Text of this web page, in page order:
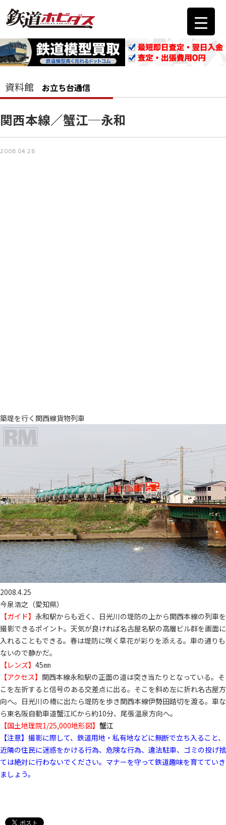
資料館 お立ち台通信
関西本線／蟹江─永和
2008.04.28
築堤を行く関西線貨物列車
2008.4.25
今泉浩之（愛知県）
【ガイド】 永和駅からも近く、日光川の堤防の上から関西本線の列車を
撮影できるポイント。天気が良ければ名古屋名駅の高層ビル群を画面に
入れることもできる。春は堤防に咲く草花が彩りを添える。車の通りも
ないので静かだ。
【レンズ】 45㎜
【アクセス】 関西本線永和駅の正面の道は突き当たりとなっている。そ
こを左折すると信号のある交差点に出る。そこを斜め左に折れ名古屋方
向へ。日光川の橋に出たら堤防を歩き関西本線伊勢田踏切を渡る。車な
ら東名阪自動車道蟹江ICから約10分、尾張温泉方向へ。
【国土地理院1/25,000地形図】 蟹江
【注意】撮影に際して、鉄道用地・私有地などに無断で立ち入ること、
近隣の住民に迷惑をかける行為、危険な行為、違法駐車、ゴミの投げ捨
ては絶対に行わないでください。マナーを守って鉄道趣味を育てていき
ましょう。